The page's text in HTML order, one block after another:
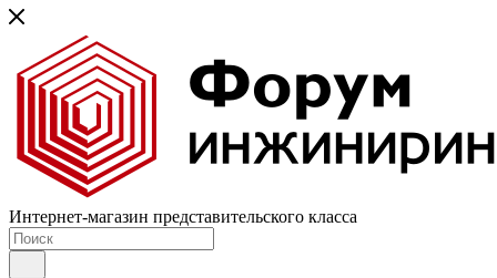
Интернет-магазин представительского класса